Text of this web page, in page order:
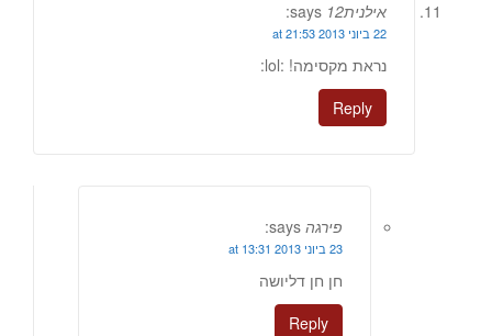
אילנית12 says:
22 ביוני 2013 at 21:53
נראת מקסימה! :lol:
Reply
פירגה says:
23 ביוני 2013 at 13:31
חן חן דליושה
Reply